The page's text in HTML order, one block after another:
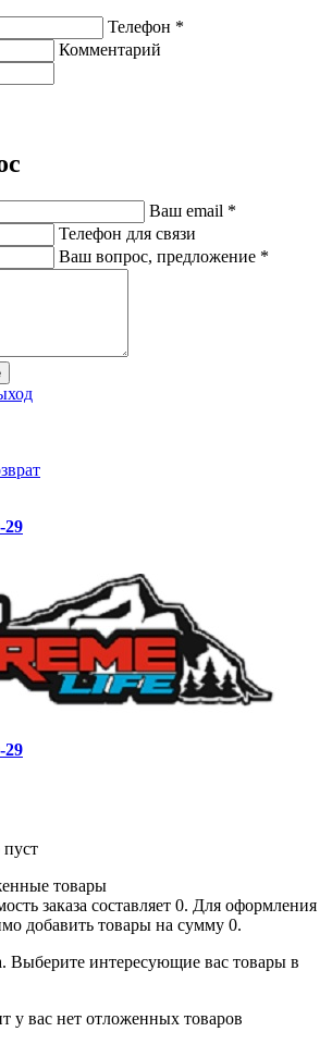
Телефон *
Комментарий
Ваш email *
Телефон для связи
Ваш вопрос, предложение *
29
29
товары
заказа составляет 0. Для оформления
добавить товары на сумму 0.
Выберите интересующие вас товары в
у вас нет отложенных товаров